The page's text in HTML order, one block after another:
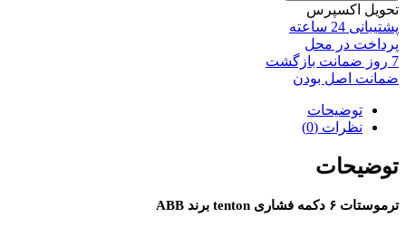
تحویل اکسپرس
پشتیبانی 24 ساعته
پرداخت در محل
7 روز ضمانت بازگشت
ضمانت اصل بودن
توضیحات
نظرات (0)
توضیحات
ترموستات ۶ دکمه فشاری tenton برند ABB